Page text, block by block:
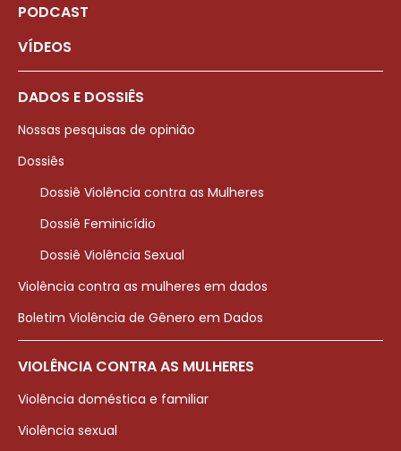
PODCAST
VÍDEOS
DADOS E DOSSIÊS
Nossas pesquisas de opinião
Dossiês
Dossiê Violência contra as Mulheres
Dossiê Feminicídio
Dossiê Violência Sexual
Violência contra as mulheres em dados
Boletim Violência de Gênero em Dados
VIOLÊNCIA CONTRA AS MULHERES
Violência doméstica e familiar
Violência sexual